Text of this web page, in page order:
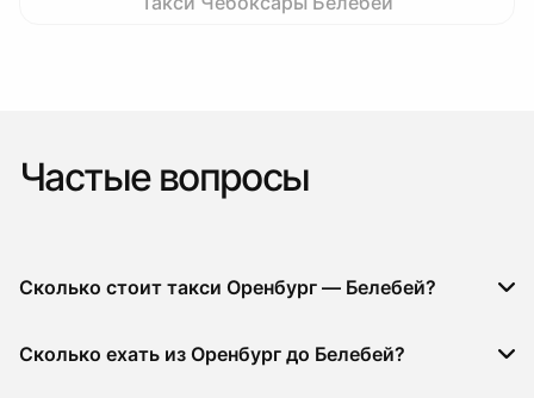
Частые вопросы
Сколько стоит такси Оренбург — Белебей?
Сколько ехать из Оренбург до Белебей?